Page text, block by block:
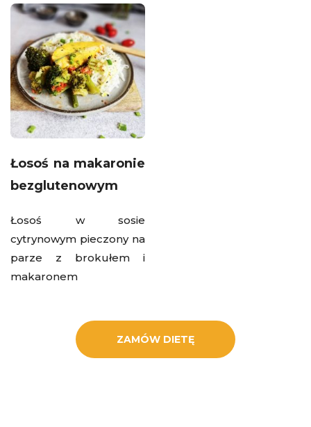
Łosoś na makaronie
bezglutenowym
Łosoś w sosie
cytrynowym pieczony na
parze z brokułem i
makaronem
ZAMÓW DIETĘ